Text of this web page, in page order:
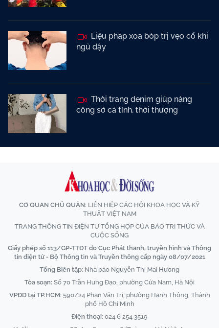
Liệu pháp xoa bóp trị vẹo cổ khi
ngủ dậy
Thời trang denim giúp nàng
công sở cá tính, thời thượng
CƠ QUAN CHỦ QUẢN: LIÊN HIỆP CÁC HỘI KHOA HỌC VÀ KỸ
THUẬT VIỆT NAM
TRANG THÔNG TIN ĐIỆN TỬ TỔNG HỢP CỦA BÁO TRI THỨC VÀ
CUỘC SỐNG
Giấy phép số 113/GP-TTĐT do Cục Phát thanh, truyền hình và Thông
tin điện tử - Bộ Thông tin và Truyền thông cấp ngày 08/07/2021
Tổng Biên tập: Nhà báo Nguyễn Thị Mai Hương
Tòa soạn: Số 70 Trần Hưng Đạo, phường Cửa Nam, Hà Nội
VPĐD tại TP.HCM: 590/24 Phan Văn Trị, phường Hạnh Thông, Thành
phố Hồ Chí Minh
Điện thoại: 024 6 254 3519